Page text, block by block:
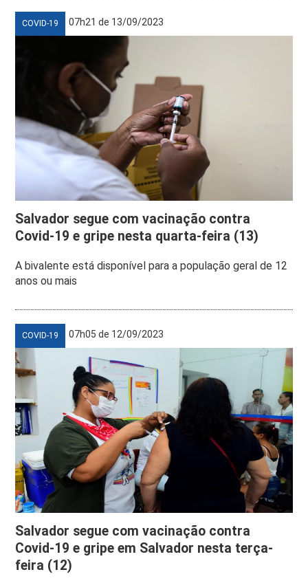
COVID-19 07h21 de 13/09/2023
Salvador segue com vacinação contra
Covid-19 e gripe nesta quarta-feira (13)
A bivalente está disponível para a população geral de 12
anos ou mais
COVID-19 07h05 de 12/09/2023
Salvador segue com vacinação contra
Covid-19 e gripe em Salvador nesta terça-
feira (12)